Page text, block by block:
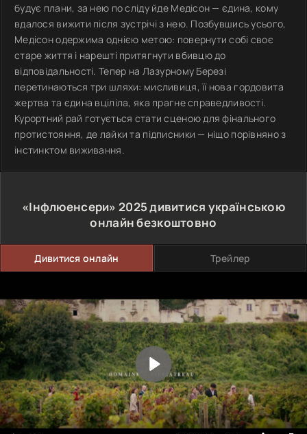
будує плани, за нею по сліду йде Медісон — єдина, кому
вдалося вижити після зустрічі з нею. Позбувшись усього,
Медісон одержима однією метою: повернути собі своє
старе життя і нарешті притягнути вбивцю до
відповідальності. Тепер на Лазурному Березі
перетинаються три шляхи: мисливиця, її нова гордовита
жертва та єдина вціліла, яка прагне справедливості.
Курортний рай готується стати сценою для фінального
протистояння, де лайки та підписники — ніщо порівняно з
інстинктом виживання.
«Інфлюенсери» 2025дивитися українською
онлайн безкоштовно
Дивитися онлайн Трейлер